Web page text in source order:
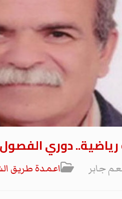
دوري الفصول
جابر اعمدة طريق